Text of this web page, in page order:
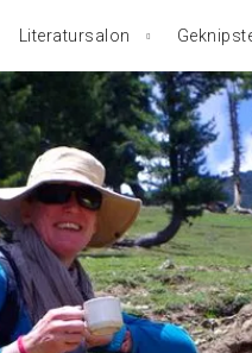
Literatursalon